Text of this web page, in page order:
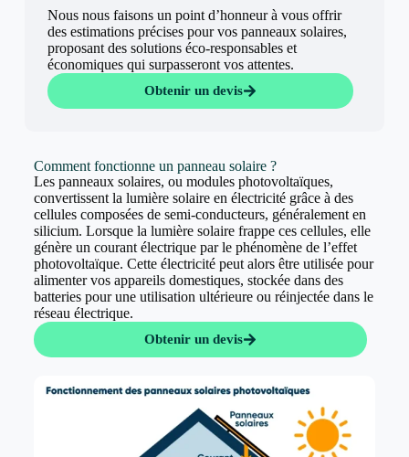
Nous nous faisons un point d’honneur à vous offrir
des estimations précises pour vos panneaux solaires,
proposant des solutions éco-responsables et
économiques qui surpasseront vos attentes.
Obtenir un devis
Comment fonctionne un panneau solaire ?
Les panneaux solaires, ou modules photovoltaïques,
convertissent la lumière solaire en électricité grâce à des
cellules composées de semi-conducteurs, généralement en
silicium. Lorsque la lumière solaire frappe ces cellules, elle
génère un courant électrique par le phénomène de l’effet
photovoltaïque. Cette électricité peut alors être utilisée pour
alimenter vos appareils domestiques, stockée dans des
batteries pour une utilisation ultérieure ou réinjectée dans le
réseau électrique.
Obtenir un devis